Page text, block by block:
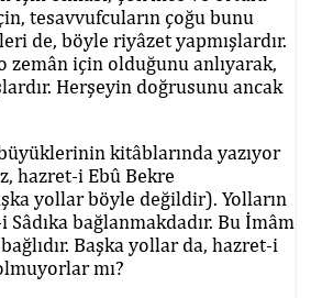
tesavvufcuların çoğu bunu
de, böyle riyâzet yapmışlardır.
zemân için olduğunu anlıyarak,
Herşeyin doğrusunu ancak
kitâblarında yazıyor
hazret-i Ebû Bekre
yollar böyle değildir). Yolların
Sâdıka bağlanmakdadır. Bu İmâm
Başka yollar da, hazret-i
mı?